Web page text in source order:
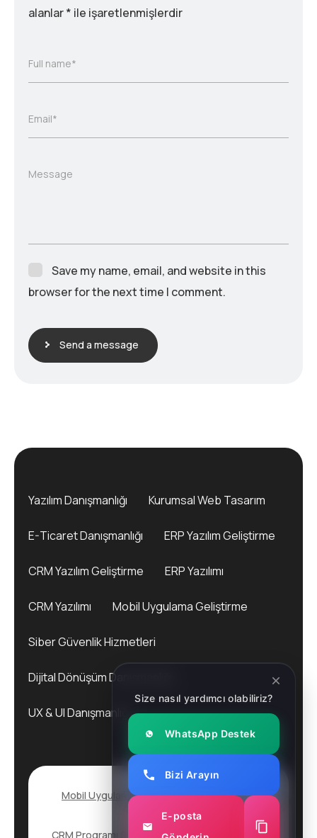
alanlar* ile işaretlenmişlerdir
Full name*
Email*
Message
Save my name, email, and website in this
browser for the next time I comment.
Send a message
Yazılım Danışmanlığı Kurumsal Web Tasarım
E-Ticaret Danışmanlığı ERP Yazılım Geliştirme
CRM Yazılım Geliştirme ERP Yazılımı
CRM Yazılımı Mobil Uygulama Geliştirme
Siber Güvenlik Hizmetleri
Dijital Dönüşüm Danışmanlığı
UX & UI Danışmanlığı
Mobil Uygulama Geliştirme2025. All rights
reserved.
CRM Programı
Siber Güvenlik Hizmeti Pentest
Size nasıl yardımcı olabiliriz?
WhatsApp Destek
Bizi Arayın
E-posta